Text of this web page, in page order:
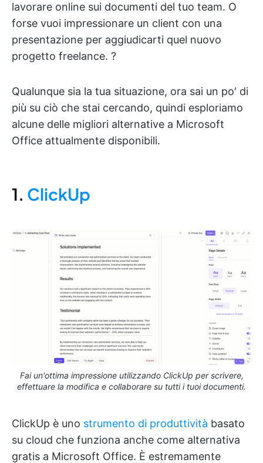
lavorare online sui documenti del tuo team. O
forse vuoi impressionare un client con una
presentazione per aggiudicarti quel nuovo
progetto freelance. ?
Qualunque sia la tua situazione, ora sai un po' di
più su ciò che stai cercando, quindi esploriamo
alcune delle migliori alternative a Microsoft
Office attualmente disponibili.
1. ClickUp
Fai un'ottima impressione utilizzando ClickUp per scrivere,
effettuare la modifica e collaborare su tutti i tuoi documenti.
ClickUp è uno strumento di produttività basato
su cloud che funziona anche come alternativa
gratis a Microsoft Office. È estremamente